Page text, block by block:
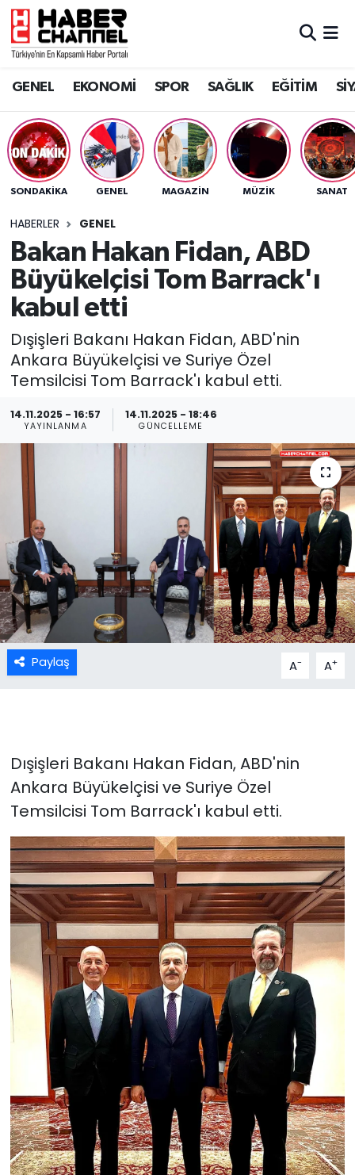
GENEL EKONOMİ SPOR SAĞLIK EĞİTİM
SONDAKIKA GENEL MAGAZİN MÜZİK SANAT
HABERLER GENEL
Bakan Hakan Fidan, ABD
Büyükelçisi Tom Barrack'ı
kabul etti
Dışişleri Bakanı Hakan Fidan, ABD'nin
Ankara Büyükelçisi ve Suriye Özel
Temsilcisi Tom Barrack'ı kabul etti.
14.11.2025 - 16:57
YAYINLANMA
14.11.2025 - 18:46
GÜNCELLEME
Paylaş A- A+
Dışişleri Bakanı Hakan Fidan, ABD'nin
Ankara Büyükelçisi ve Suriye Özel
Temsilcisi Tom Barrack'ı kabul etti.
GENEL
SPOR
SAĞLIK
EĞİTİM
SİYASET
MAGAZİN
Nöbetçi Eczaneler
Trafik Durumu
Süper Lig Puan Durumu ve Fikstür
Tüm Manşetler
Son Dakika Haberleri
Haber Arşivi